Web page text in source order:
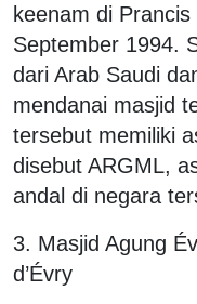
keenam di
September 1994.
dari Arab Saudi
mendanai masjid
tersebut memiliki
disebut ARGML,
andal di negara
3. Masjid Agung
d’Évry